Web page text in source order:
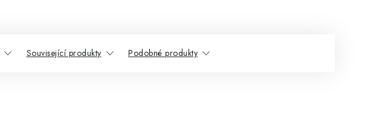
Související produkty Podobné produkty